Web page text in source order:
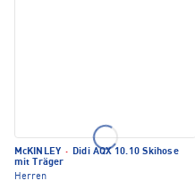
McKINLEY · Didi AQX 10.10 Skihose
mit Träger
Herren